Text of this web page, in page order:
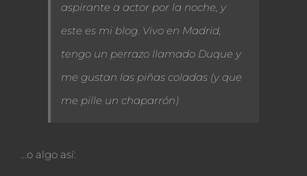
aspirante a actor por la noche, y
este es mi blog. Vivo en Madrid,
tengo un perrazo llamado Duque y
me gustan las piñas coladas (y que
me pille un chaparrón)
…o algo así: